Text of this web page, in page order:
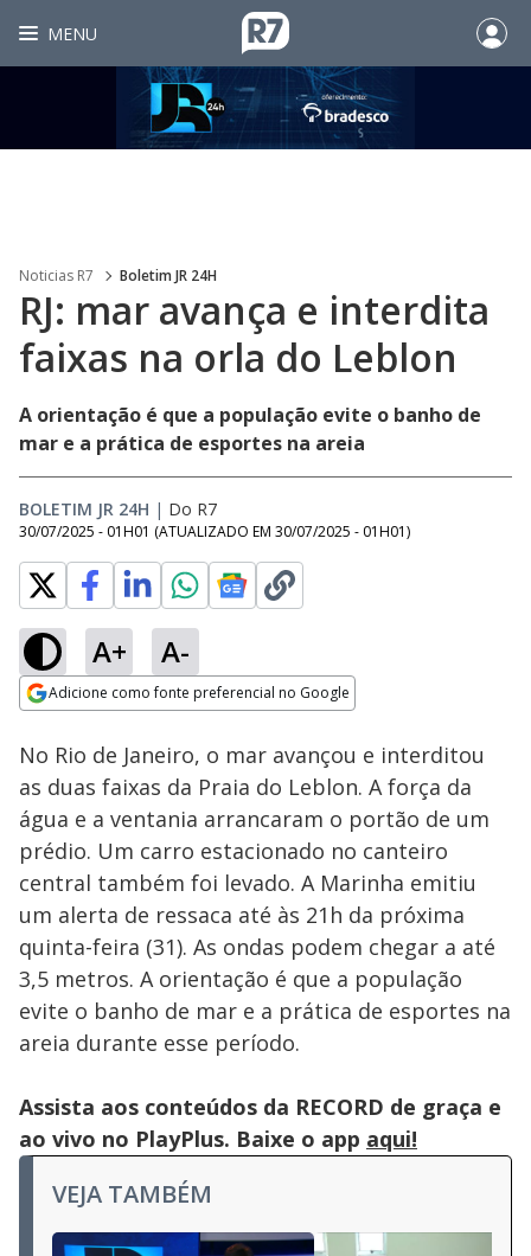
MENU
Noticias R7 Boletim JR 24H
RJ: mar avança e interdita
faixas na orla do Leblon
A orientação é que a população evite o banho de
mar e a prática de esportes na areia
BOLETIM JR 24H | Do R7
30/07/2025 - 01H01 (ATUALIZADO EM 30/07/2025 - 01H01)
A+ A-
Adicione como fonte preferencial no Google
Ativar
81.12%
No Rio de Janeiro, o mar avançou e interditou
as duas faixas da Praia do Leblon. A força da
água e a ventania arrancaram o portão de um
prédio. Um carro estacionado no canteiro
central também foi levado. A Marinha emitiu
um alerta de ressaca até às 21h da próxima
quinta-feira (31). As ondas podem chegar a até
3,5 metros. A orientação é que a população
evite o banho de mar e a prática de esportes na
areia durante esse período.
Assista aos conteúdos da RECORD de graça e
ao vivo no PlayPlus. Baixe o app aqui!
VEJA TAMBÉM